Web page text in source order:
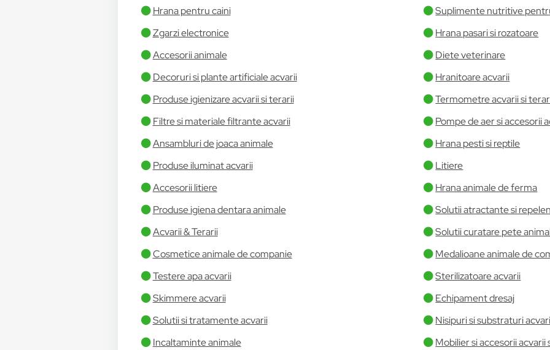
Hrana pentru caini
Suplimente nutritive
Zgarzi electronice
Hrana pasari si rozatoare
Accesorii animale
Diete veterinare
Decoruri si plante artificiale acvarii
Hranitoare acvarii
Produse igienizare acvarii si terarii
Termometre acvarii si
Filtre si materiale filtrante acvarii
Pompe de aer si accesorii
Ansambluri de joaca animale
Hrana pesti si reptile
Produse iluminat acvarii
Litiere
Accesorii litiere
Hrana animale de ferma
Produse igiena dentara animale
Solutii atractante si
Acvarii & Terarii
Solutii curatare pete
Cosmetice animale de companie
Medalioane animale de
Testere apa acvarii
Sterilizatoare acvarii
Skimmere acvarii
Echipament dresaj
Solutii si tratamente acvarii
Nisipuri si substraturi
Incaltaminte animale
Mobilier si accesorii acvarii